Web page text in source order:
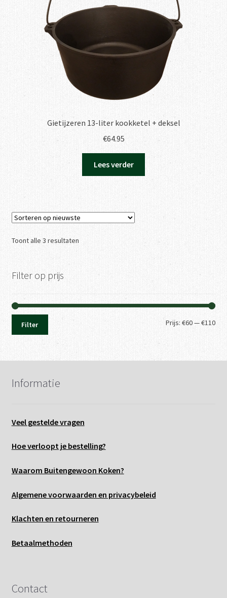
Gietijzeren 13-liter kookketel + deksel
€64.95
Lees verder
Toont alle 3 resultatenGesorteerd
Filter op prijs
Min.
Filter Prijs:€60—€110
Informatie
Veel gestelde vragen
Hoe verloopt je bestelling?
Waarom Buitengewoon Koken?
Algemene voorwaarden en privacybeleid
Klachten en retourneren
Betaalmethoden
Contact